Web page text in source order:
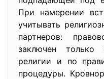
При намерении
учитывать
партнеров:
заключен
религии и по
процедуры.